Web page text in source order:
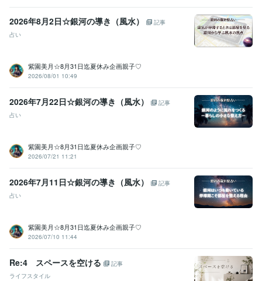
2026年8月2日☆銀河の導き（風水）
記事
占い
紫園美月☆8月31日迄夏休み企画親子♡
2026/08/01 10:49
2026年7月22日☆銀河の導き（風水）
記事
占い
紫園美月☆8月31日迄夏休み企画親子♡
2026/07/21 11:21
2026年7月11日☆銀河の導き（風水）
記事
占い
紫園美月☆8月31日迄夏休み企画親子♡
2026/07/10 11:44
Re:4 スペースを空ける
記事
ライフスタイル